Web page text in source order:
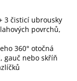
3 čisticí ubrousky
povrchů,
360° otočná
gauč nebo skříň